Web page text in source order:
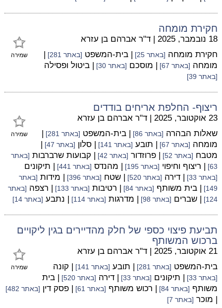
חקירת מומחה
שמירה
18 נובמבר, 2025 | ד"ר אברהם בן עזרא
חקירת מומחה [באתר 25] | בית-המשפט [באתר 281]
|
מומחה [באתר 67] | מוסכם [באתר 30] | ביטול ופסילה
[באתר 39]
ריצוף- החלפת אריחים בודדים
שמירה
23 אוקטובר, 2025 | ד"ר אברהם בן עזרא
שאלות הבהרה [באתר 86] | בית-המשפט [באתר 281]
|
מומחה [באתר 67] | תובע [באתר 141] | סלון [באתר 47]
|
מטבח [באתר 52] | פרוזדור [באתר 42] | קבועות שרברבות [באתר
63]
| ריצוף וחיפוי [באתר 195] | מהנדס [באתר 441] | תיקונים
[באתר 33] | דירה [באתר 520] | שטח [באתר 396] | מידות [באתר
149]
| בית משותף [באתר 84] | רטיבות [באתר 133] | רצפה [באתר
124]
| שברים [באתר 98] | מדרגות [באתר 114] | נתבע [באתר 14]
תביעת פיצוי כספי של חלק מהדיירים בגין ליקויים
ברכוש המשותף
שמירה
21 אוקטובר, 2025 | ד"ר אברהם בן עזרא
בית-המשפט [באתר 281] | תובע [באתר 141] | קונה
[באתר 33] | תיקונים [באתר 33] | דירה [באתר 520]
| בית
משותף [באתר 84] | רכוש משותף [באתר 61] | פסק דין [באתר 482]
| מוכר [באתר 7]